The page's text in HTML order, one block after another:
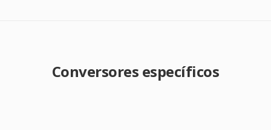
Conversores específicos